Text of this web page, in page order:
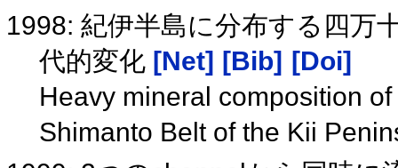
1998: 紀伊半島に分布する四万
代的変化 [Net] [Bib] [Doi]
Heavy mineral composition
Shimanto Belt of the Kii